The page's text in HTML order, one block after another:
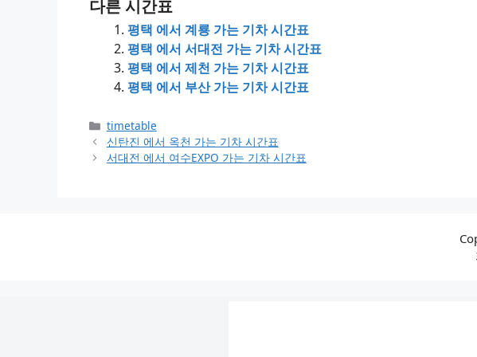
다른 시간표
평택 에서 계룡 가는 기차 시간표
평택 에서 서대전 가는 기차 시간표
평택 에서 제천 가는 기차 시간표
평택 에서 부산 가는 기차 시간표
Categories
timetable
신탄진 에서 옥천 가는 기차 시간표
서대전 에서 여수EXPO 가는 기차 시간표